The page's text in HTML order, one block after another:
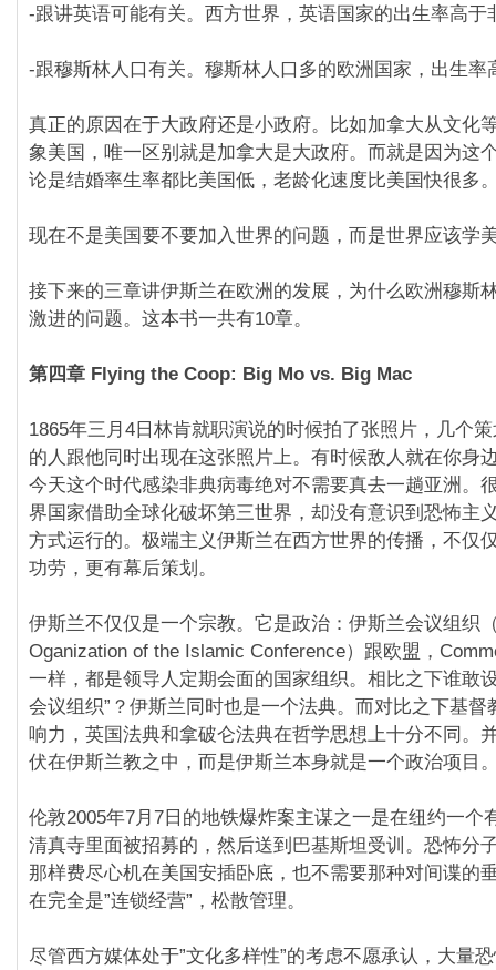
-跟讲英语可能有关。西方世界，英语国家的出生率高于
-跟穆斯林人口有关。穆斯林人口多的欧洲国家，出生率
真正的原因在于大政府还是小政府。比如加拿大从文化
象美国，唯一区别就是加拿大是大政府。而就是因为这
论是结婚率生率都比美国低，老龄化速度比美国快很多
现在不是美国要不要加入世界的问题，而是世界应该学
接下来的三章讲伊斯兰在欧洲的发展，为什么欧洲穆斯
激进的问题。这本书一共有10章。
第四章 Flying the Coop: Big Mo vs. Big Mac
1865年三月4日林肯就职演说的时候拍了张照片，几个
的人跟他同时出现在这张照片上。有时候敌人就在你身
今天这个时代感染非典病毒绝对不需要真去一趟亚洲。
界国家借助全球化破坏第三世界，却没有意识到恐怖主
方式运行的。极端主义伊斯兰在西方世界的传播，不仅
功劳，更有幕后策划。
伊斯兰不仅仅是一个宗教。它是政治：伊斯兰会议组织
Oganization of the Islamic Conference）跟欧盟，
一样，都是领导人定期会面的国家组织。相比之下谁敢
会议组织”？伊斯兰同时也是一个法典。而对比之下基督
响力，英国法典和拿破仑法典在哲学思想上十分不同。
伏在伊斯兰教之中，而是伊斯兰本身就是一个政治项目
伦敦2005年7月7日的地铁爆炸案主谋之一是在纽约一个
清真寺里面被招募的，然后送到巴基斯坦受训。恐怖分
那样费尽心机在美国安插卧底，也不需要那种对间谍的
在完全是”连锁经营”，松散管理。
尽管西方媒体处于”文化多样性”的考虑不愿承认，大量